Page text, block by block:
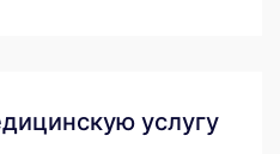
услугу